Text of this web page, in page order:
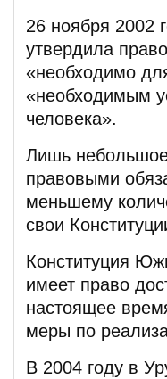
26 ноября 2002
утвердила
«необходимо
«необходимым
человека».
Лишь
правовыми
меньшему
свои
Конституция
имеет право
настоящее
меры по
В 2004 году в